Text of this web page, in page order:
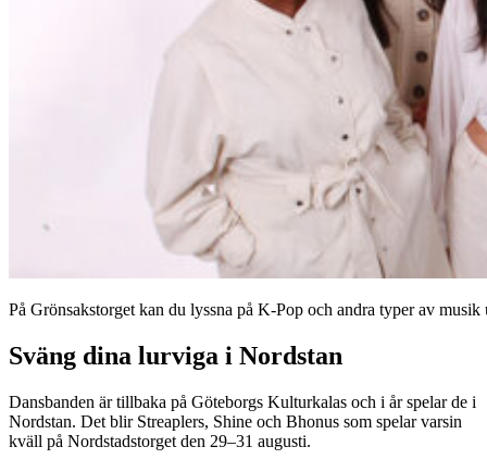
På Grönsakstorget kan du lyssna på K-Pop och andra typer av
Sväng dina lurviga i Nordstan
Dansbanden är tillbaka på Göteborgs Kulturkalas och i år spelar de i
Nordstan. Det blir Streaplers, Shine och Bhonus som spelar varsin
kväll på Nordstadstorget den 29–31 augusti.